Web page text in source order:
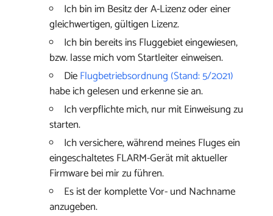
Ich bin im Besitz der A-Lizenz oder einer
gleichwertigen, gültigen Lizenz.
Ich bin bereits ins Fluggebiet eingewiesen,
bzw. lasse mich vom Startleiter einweisen.
DieFlugbetriebsordnung (Stand: 5/2021)
habe ich gelesen und erkenne sie an.
Ich verpflichte mich, nur mit Einweisung zu
starten.
Ich versichere, während meines Fluges ein
eingeschaltetes FLARM-Gerät mit aktueller
Firmware bei mir zu führen.
Es ist der komplette Vor- und Nachname
anzugeben.